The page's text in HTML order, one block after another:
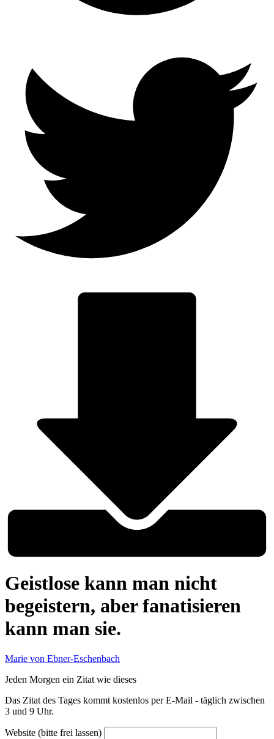
Geistlose kann man nicht
begeistern, aber fanatisieren
kann man sie.
Marie von Ebner-Eschenbach
Jeden Morgen ein Zitat wie dieses
Das Zitat des Tages kommt kostenlos per E-Mail - täglich zwischen
3 und 9 Uhr.
Website (bitte frei lassen)